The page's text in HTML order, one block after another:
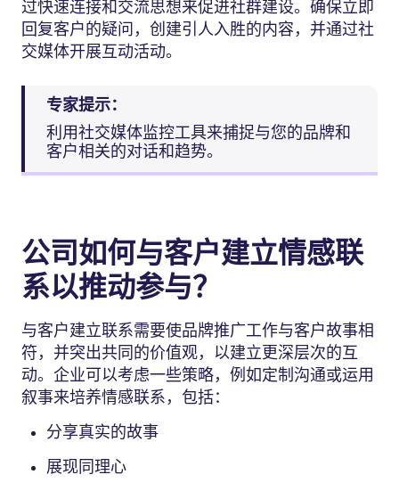
过快速连接和交流思想来促进社群建设。确保立即
回复客户的疑问，创建引人入胜的内容，并通过社
交媒体开展互动活动。
专家提示：
利用社交媒体监控工具来捕捉与您的品牌和
客户相关的对话和趋势。
公司如何与客户建立情感联
系以推动参与？
与客户建立联系需要使品牌推广工作与客户故事相
符，并突出共同的价值观，以建立更深层次的互
动。企业可以考虑一些策略，例如定制沟通或运用
叙事来培养情感联系，包括：
分享真实的故事
展现同理心